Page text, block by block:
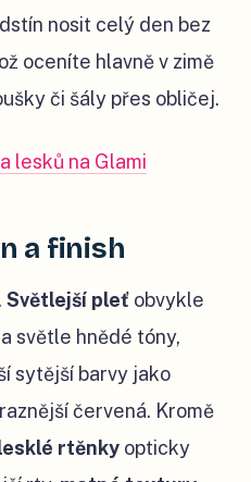
nosit celý den bez
oceníte hlavně v zimě
či šály přes obličej.
lesků na Glami
a finish
Světlejší pleť obvykle
světle hnědé tóny,
sytější barvy jako
červená. Kromě
rtěnky opticky